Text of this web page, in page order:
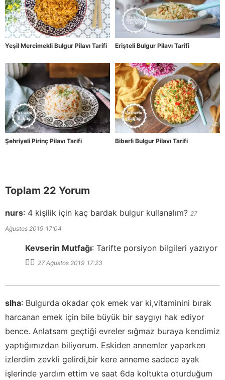
Yeşil Mercimekli Bulgur Pilavı Tarifi Erişteli Bulgur Pilavı Tarifi
Şehriyeli Pirinç Pilavı Tarifi Biberli Bulgur Pilavı Tarifi
Toplam 22 Yorum
nurs: 4 kişilik için kaç bardak bulgur kullanalım? 27
Ağustos 2019 17:04
Kevserin Mutfağı: Tarifte porsiyon bilgileri yazıyor
👍🏻 27 Ağustos 2019 17:23
slha: Bulgurda okadar çok emek var ki,vitaminini bırak
harcanan emek için bile büyük bir saygıyı hak ediyor
bence. Anlatsam geçtiği evreler sığmaz buraya kendimiz
yaptığımızdan biliyorum. Eskiden annemler yaparken
izlerdim zevkli gelirdi,bir kere anneme sadece ayak
işlerinde yardım ettim ve saat 6da koltukta oturduğum